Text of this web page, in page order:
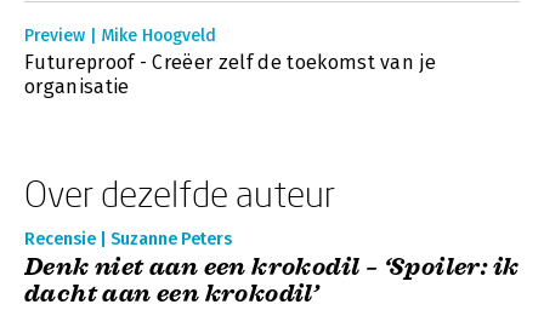
Preview | Mike Hoogveld
Futureproof - Creëer zelf de toekomst van je
organisatie
Over dezelfde auteur
Recensie | Suzanne Peters
Denk niet aan een krokodil – ‘Spoiler: ik
dacht aan een krokodil’